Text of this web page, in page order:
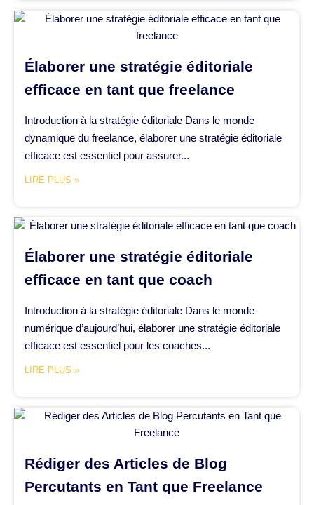
Élaborer une stratégie éditoriale
efficace en tant que freelance
Introduction à la stratégie éditoriale Dans le monde
dynamique du freelance, élaborer une stratégie éditoriale
efficace est essentiel pour assurer...
LIRE PLUS »
Élaborer une stratégie éditoriale
efficace en tant que coach
Introduction à la stratégie éditoriale Dans le monde
numérique d’aujourd’hui, élaborer une stratégie éditoriale
efficace est essentiel pour les coaches...
LIRE PLUS »
Rédiger des Articles de Blog
Percutants en Tant que Freelance